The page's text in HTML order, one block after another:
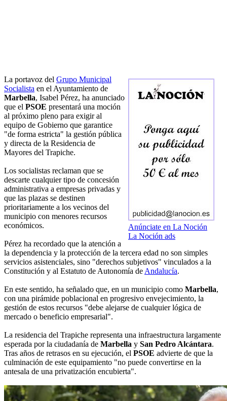
Anúnciate en La Noción
La Noción ads
La portavoz del Grupo Municipal
Socialista en el Ayuntamiento de
Marbella, Isabel Pérez, ha anunciado
que el PSOE presentará una moción
al próximo pleno para exigir al
equipo de Gobierno que garantice
"de forma estricta" la gestión pública
y directa de la Residencia de
Mayores del Trapiche.
Los socialistas reclaman que se
descarte cualquier tipo de concesión
administrativa a empresas privadas y
que las plazas se destinen
prioritariamente a los vecinos del
municipio con menores recursos
económicos.
Pérez ha recordado que la atención a
la dependencia y la protección de la tercera edad no son simples
servicios asistenciales, sino "derechos subjetivos" vinculados a la
Constitución y al Estatuto de Autonomía de Andalucía.
En este sentido, ha señalado que, en un municipio como Marbella,
con una pirámide poblacional en progresivo envejecimiento, la
gestión de estos recursos "debe alejarse de cualquier lógica de
mercado o beneficio empresarial".
La residencia del Trapiche representa una infraestructura largamente
esperada por la ciudadanía de Marbella y San Pedro Alcántara.
Tras años de retrasos en su ejecución, el PSOE advierte de que la
culminación de este equipamiento "no puede convertirse en la
antesala de una privatización encubierta".